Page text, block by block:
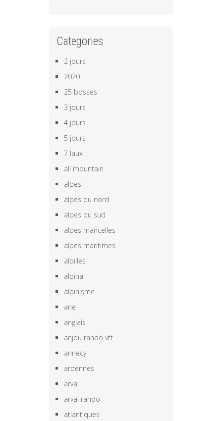
Categories
2 jours
2020
25 bosses
3 jours
4 jours
5 jours
7 laux
all mountain
alpes
alpes du nord
alpes du sud
alpes mancelles
alpes maritimes
alpilles
alpina
alpinisme
ane
anglais
anjou rando vtt
annecy
ardennes
arval
arval rando
atlantiques